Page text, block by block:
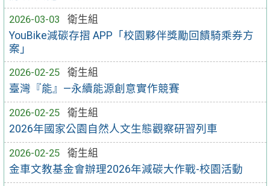
2026-03-03
衛生組
YouBike減碳存摺 APP「校園夥伴獎勵回饋騎乘券方
案」
2026-02-25
衛生組
臺灣『能』—永續能源創意實作競賽
2026-02-25
衛生組
2026年國家公園自然人文生態觀察研習列車
2026-02-25
衛生組
金車文教基金會辦理2026年減碳大作戰-校園活動